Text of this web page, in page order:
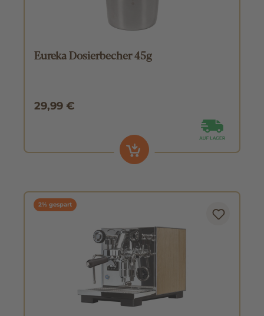
Eureka Dosierbecher 45g
29,99 €
2% gespart